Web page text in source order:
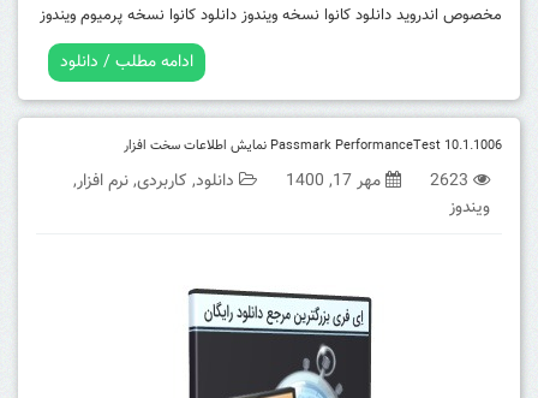
مخصوص اندروید دانلود کانوا نسخه ویندوز دانلود کانوا نسخه پرمیوم ویندوز
ادامه مطلب / دانلود
Passmark PerformanceTest 10.1.1006 نمایش اطلاعات سخت افزار
2623 مهر 17, 1400 دانلود, کاربردی,نرم افزار,
ویندوز